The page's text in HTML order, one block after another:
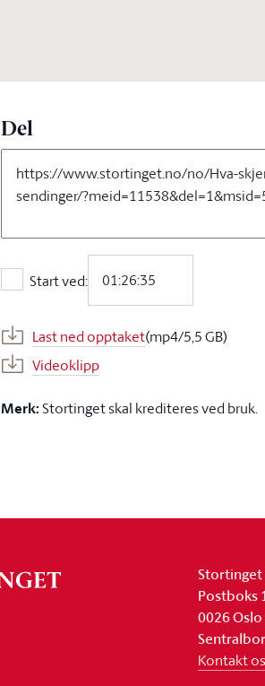
Del
Start ved:
Start ved:
Last ned opptaket(mp4/5,5 GB)
Videoklipp
Merk:Stortinget skal krediteres ved bruk.
Stortinget
Postboks
0026 Oslo
Kontakt